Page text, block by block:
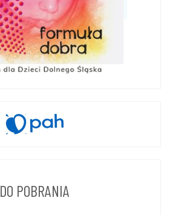
DO POBRANIA